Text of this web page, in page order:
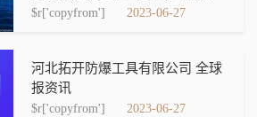
$r['copyfrom'] 2023-06-27
河北拓开防爆工具有限公司 全球
报资讯
$r['copyfrom'] 2023-06-27